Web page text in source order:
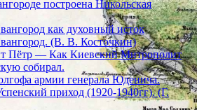
построена Никольская
как духовный исток
(В. В. Косточкин)
Пётр — Как Киевский Митрополит
собирал.
армии генерала Юденича.
приход (1920-1940гг). (Г.